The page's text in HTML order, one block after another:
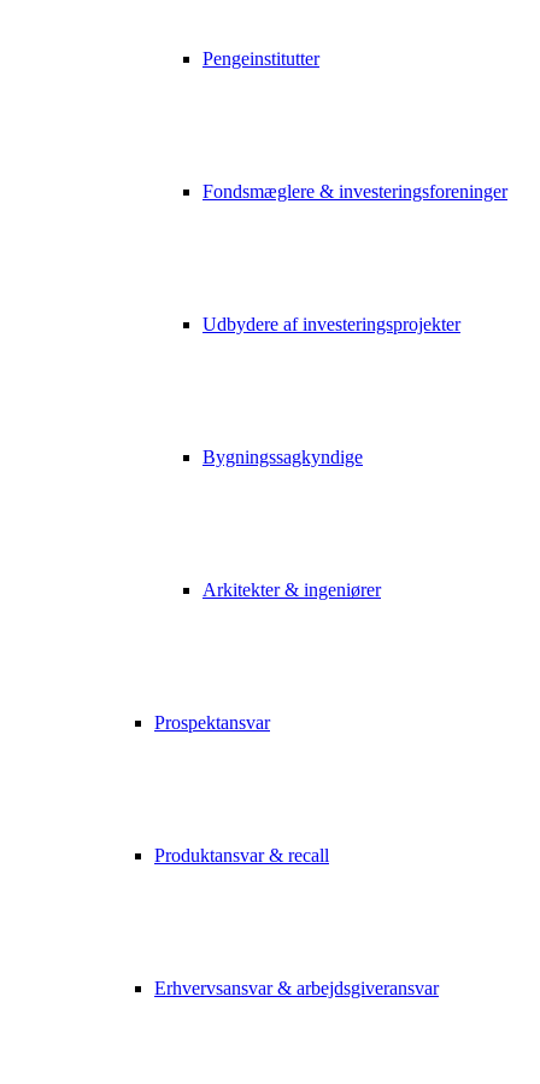
Pengeinstitutter
Fondsmæglere & investeringsforeninger
Udbydere af investeringsprojekter
Bygningssagkyndige
Arkitekter & ingeniører
Prospektansvar
Produktansvar & recall
Erhvervsansvar & arbejdsgiveransvar